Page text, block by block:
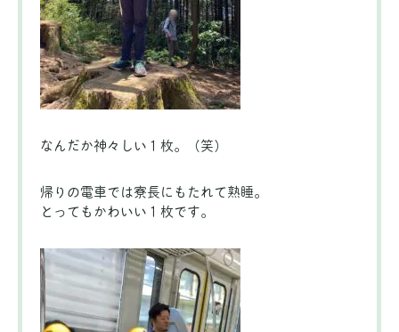
なんだか神々しい１枚。（笑）
帰りの電車では寮長にもたれて熟睡。
とってもかわいい１枚です。